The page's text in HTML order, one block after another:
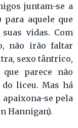
juntam-se a
para aquele que
vidas. Com
não irão faltar
sexo tântrico,
parece não
liceu. Mas há
se pela
Hannigan).